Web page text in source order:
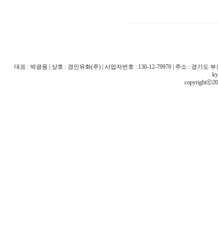
대표 : 박광용 | 상호 : 경인유화(주) | 사업자번호 : 130-12-79970 | 주소 : 경기도